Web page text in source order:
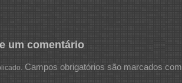
um comentário
Campos obrigatórios são marcados com